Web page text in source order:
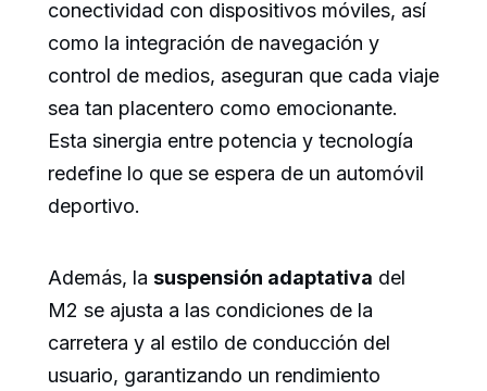
conectividad con dispositivos móviles, así
como la integración de navegación y
control de medios, aseguran que cada viaje
sea tan placentero como emocionante.
Esta sinergia entre potencia y tecnología
redefine lo que se espera de un automóvil
deportivo.
Además, la suspensión adaptativa del
M2 se ajusta a las condiciones de la
carretera y al estilo de conducción del
usuario, garantizando un rendimiento